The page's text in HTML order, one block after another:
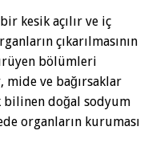
kesik açılır ve iç
çıkarılmasının
bölümleri
mide ve bağırsaklar
bilinen doğal sodyum
organların kuruması